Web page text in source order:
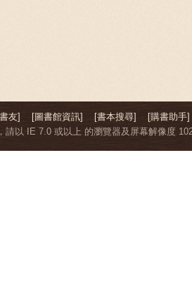
友] [圖書館資訊] [書本搜尋]
[購書助手]
請以 IE 7.0 或以上 的瀏覽器及屏幕解像度